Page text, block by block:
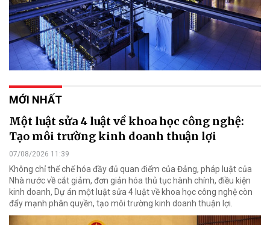
MỚI NHẤT
Một luật sửa 4 luật về khoa học công nghệ:
Tạo môi trường kinh doanh thuận lợi
07/08/2026 11:39
Không chỉ thể chế hóa đầy đủ quan điểm của Đảng, pháp luật của
Nhà nước về cắt giảm, đơn giản hóa thủ tục hành chính, điều kiện
kinh doanh, Dự án một luật sửa 4 luật về khoa học công nghệ còn
đẩy mạnh phân quyền, tạo môi trường kinh doanh thuận lợi.